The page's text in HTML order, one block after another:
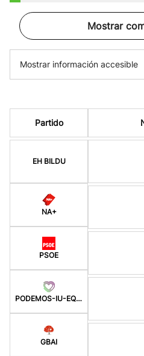
Mostrar
Mostrar información accesible
Partido
EH BILDU
NA+
PSOE
PODEMOS-IU-EQUO-BATZ
GBAI